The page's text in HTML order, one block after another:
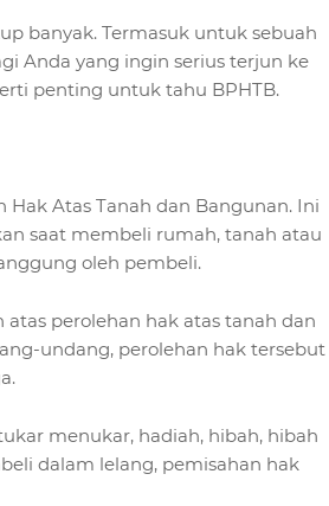
banyak. Termasuk untuk sebuah
Anda yang ingin serius terjun ke
penting untuk tahu BPHTB.
Atas Tanah dan Bangunan. Ini
saat membeli rumah, tanah atau
oleh pembeli.
perolehan hak atas tanah dan
undang, perolehan hak tersebut
menukar, hadiah, hibah, hibah
dalam lelang, pemisahan hak